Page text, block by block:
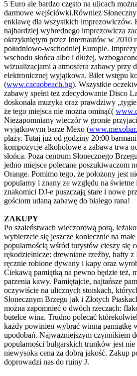
5 Euro ale bardzo często na ulicach
darmowe wejściówki.Również
enklawę dla wszystkich imprezowiczów.
najbardziej wybrednego imprezowicza
okrzykniętym przez Internautów w 2010
południowo-wschodniej Europie.
wschodu słońca albo i dłużej,
wizualizacjami a atmosfera zabawy przy
elektronicznej wyjątkowa. Bilet wstępu
(www.cacaobeach.bg). Wszystkie
zabawy spełni też zdecydowanie Disco
doskonała muzyka oraz prawdziwy
że tego miejsca nie można ominąć(
Niezapomniany wieczór w gronie
wyjątkowym barze Mexo (
plaży. Tutaj już od godziny 20:00
kompozycje alkoholowe a zabawa trwa
słońca. Poza centrum Słonecznego
jedno miejsce polecane poszukiwaczom
Orange. Pomimo tego, że położony jest
popularny i znany ze względu na
znakomici DJ-e puszczają stare i nowe
gościom udaną zabawę do białego rana!
ZAKUPY
Po szaleństwach wieczorową porą,
wybierzcie się jeszcze koniecznie na
popularnością wśród turystów cieszy się
rękodzielnicze: drewniane rzeźby, hafty z
ręcznie robione dywany i kapy oraz
Ciekawą pamiątką na pewno będzie też,
parzenia kawy. Pamiętajcie, najtańsze
oczywiście na ulicznych stoiskach,
Słonecznym Brzegu jak i Złotych
można zapomnieć o dwóch rzeczach:
butelce wina. Trudno polecać
każdy powinien wybrać winną pamiątkę
upodobań. Najważniejszym czynnikiem
popularności bułgarskich trunków jest
niewysoka cena za dobrą jakość. Zakup
doprowadzi nas do ruiny J.